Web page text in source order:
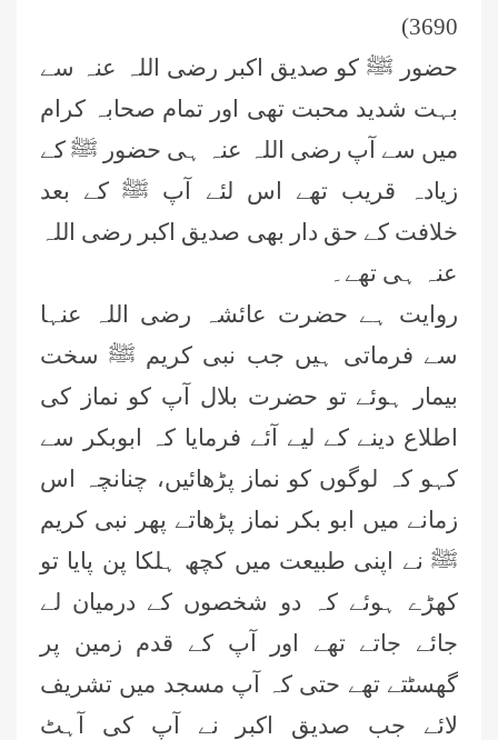
3690)
حضور ﷺ کو صدیق اکبر رضی اللہ عنہ سے
بہت شدید محبت تھی اور تمام صحابہ کرام
میں سے آپ رضی اللہ عنہ ہی حضور ﷺ کے
زیادہ قریب تھے اس لئے آپ ﷺ کے بعد
خلافت کے حق دار بھی صدیق اکبر رضی اللہ
عنہ ہی تھے۔
روایت ہے حضرت عائشہ رضی اللہ عنہا
سے فرماتی ہیں جب نبی کریم ﷺ سخت
بیمار ہوئے تو حضرت بلال آپ کو نماز کی
اطلاع دینے کے لیے آئے فرمایا کہ ابوبکر سے
کہو کہ لوگوں کو نماز پڑھائیں، چنانچہ اس
زمانے میں ابو بکر نماز پڑھاتے پھر نبی کریم
ﷺ نے اپنی طبیعت میں کچھ ہلکا پن پایا تو
کھڑے ہوئے کہ دو شخصوں کے درمیان لے
جائے جاتے تھے اور آپ کے قدم زمین پر
گھسٹتے تھے حتی کہ آپ مسجد میں تشریف
لائے جب صدیق اکبر نے آپ کی آہٹ